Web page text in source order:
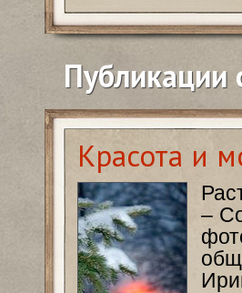
Публикации
Красота и
–